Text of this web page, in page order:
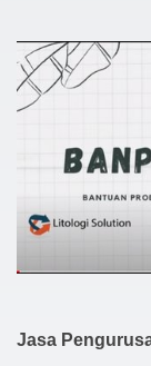
Jasa